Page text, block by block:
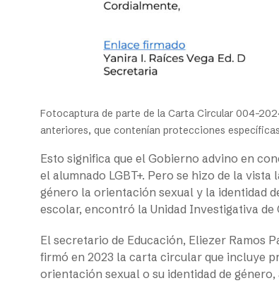
Fotocaptura de parte de la Carta Circular 004-
anteriores, que contenían protecciones
Esto significa que el Gobierno advino en
el alumnado LGBT+. Pero se hizo de la
género la orientación sexual y la identidad
escolar, encontró la Unidad Investigativa de
El secretario de Educación, Eliezer Ramos
firmó en 2023 la carta circular que incluye
orientación sexual o su identidad de